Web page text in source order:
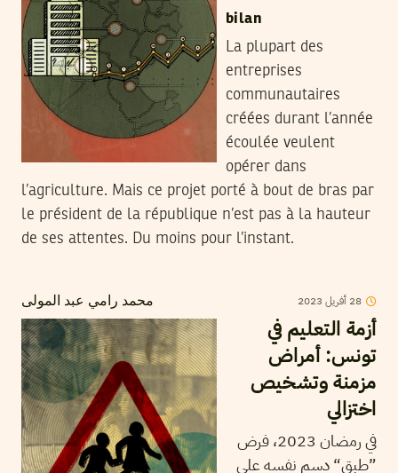
bilan
La plupart des
entreprises
communautaires
créées durant l’année
écoulée veulent
opérer dans
l’agriculture. Mais ce projet porté à bout de bras par
le président de la république n’est pas à la hauteur
de ses attentes. Du moins pour l’instant.
محمد رامي عبد المولى 28 أفريل 2023
أزمة التعليم في
تونس: أمراض
مزمنة وتشخيص
اختزالي
في رمضان 2023، فرض
”طبق“ دسم نفسه على